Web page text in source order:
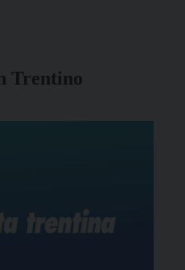
Trentino